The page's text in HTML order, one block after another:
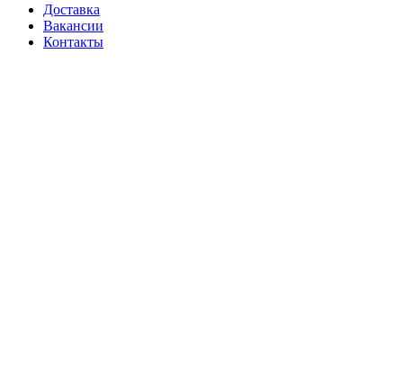
Доставка
Вакансии
Контакты